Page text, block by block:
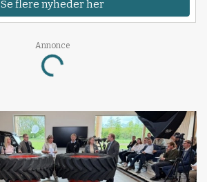
Se flere nyheder her
Annonce
Loading...